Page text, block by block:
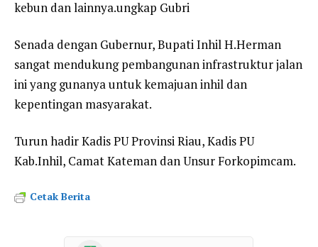
kebun dan lainnya.ungkap Gubri
Senada dengan Gubernur, Bupati Inhil H.Herman
sangat mendukung pembangunan infrastruktur jalan
ini yang gunanya untuk kemajuan inhil dan
kepentingan masyarakat.
Turun hadir Kadis PU Provinsi Riau, Kadis PU
Kab.Inhil, Camat Kateman dan Unsur Forkopimcam.
Cetak Berita